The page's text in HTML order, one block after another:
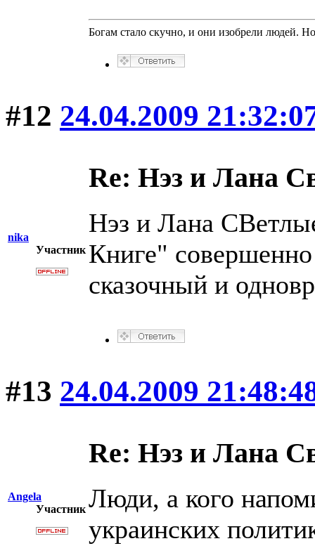
Богам стало скучно, и они изобрели людей.
#12 24.04.2009
nika
Участник
Re: Нэз и Лана
Нэз и Лана
Книге"
сказочный и
#13 24.04.2009
Angela
Участник
Re: Нэз и Лана
Люди, а кого
украинских